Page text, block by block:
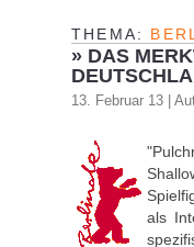
THEMA:
» DAS
13. Februar 13 |
als